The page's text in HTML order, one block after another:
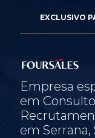
EXCLUSIVO
Empresa
em
em Serrana,